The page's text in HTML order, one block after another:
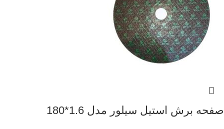
صفحه برش استیل سیلور مدل 1.6*180